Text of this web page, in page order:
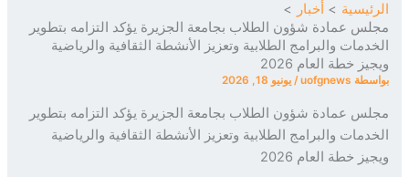
أخبار
عمادة شؤون الطلاب بجامعة الجزيرة يؤكد التزامه بتطوير
والبرامج الطلابية وتعزيز الأنشطة الثقافية والرياضية
خطة العام 2026
uofgnews
/يونيو 18, 2026
عمادة شؤون الطلاب بجامعة الجزيرة يؤكد التزامه بتطوير
والبرامج الطلابية وتعزيز الأنشطة الثقافية والرياضية
خطة العام 2026